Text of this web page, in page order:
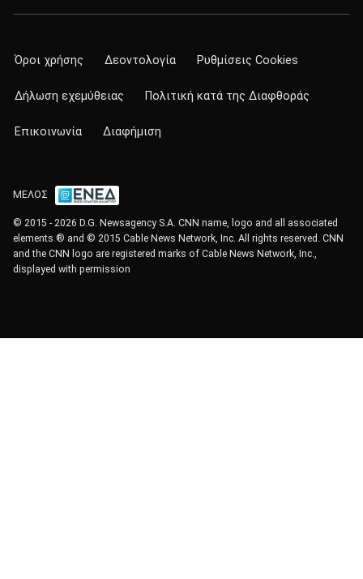
Όροι χρήσης Δεοντολογία Ρυθμίσεις Cookies
Δήλωση εχεμύθειας Πολιτική κατά της Διαφθοράς
Επικοινωνία Διαφήμιση
ΜΕΛΟΣ
© 2015 - 2026 D.G. Newsagency S.A. CNN name, logo and all associated
elements ® and © 2015 Cable News Network, Inc. All rights reserved. CNN
and the CNN logo are registered marks of Cable News Network, Inc.,
displayed with permission